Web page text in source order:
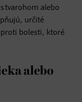
tvarohom alebo
určité
bolesti, ktoré
alebo